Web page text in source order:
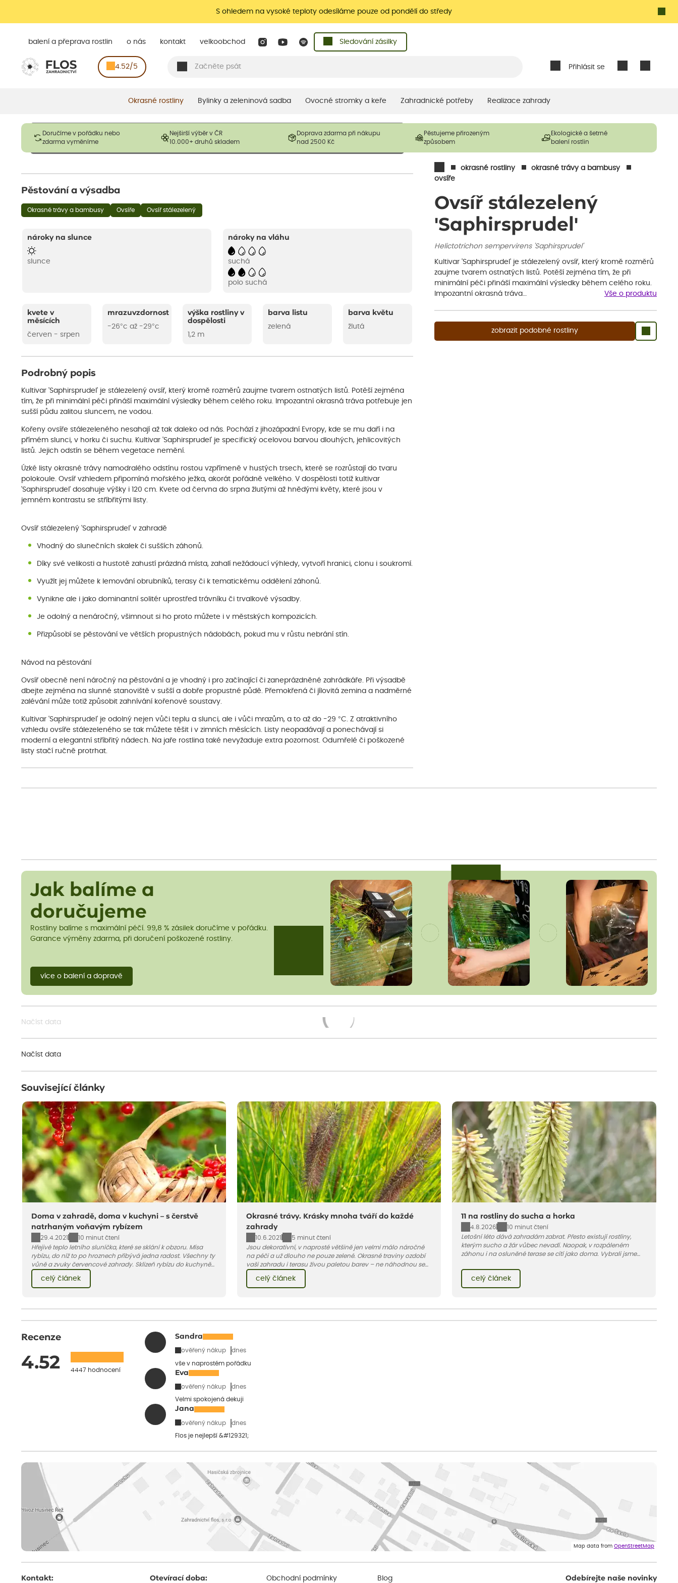
S ohledem na vysoké teploty odesíláme pouze od pondělí do středy
Přihlásit se
balení a přeprava rostlin o nás kontakt velkoobchod Sledování zásilky
4.52/5
Okrasné rostliny Bylinky a zeleninová sadba Ovocné stromky a keře Zahradnické potřeby Realizace zahrady
Doručíme v pořádku nebo
zdarma vyměníme
Nejširší výběr v ČR
10.000+ druhů skladem
Doprava zdarma při nákupu
nad 2500 Kč
Pěstujeme přirozeným
způsobem
Ekologické a šetrné
balení rostlin
okrasné rostliny
okrasné trávy a bambusy
ovsíře
Ovsíř stálezelený
'Saphirsprudel'
Helictotrichon sempervirens 'Saphirsprudel'
Kultivar 'Saphirsprudel' je stálezelený ovsíř, který kromě rozměrů
zaujme tvarem ostnatých listů. Potěší zejména tím, že při
minimální péči přináší maximální výsledky během celého roku.
Impozantní okrasná tráva…
Vše o produktu
zobrazit podobné rostliny
Obrázky slouží pouze pro ilustrační účely a mají reprezentovat prodávané produkty. V závislosti na sezónnosti mohou být
opadavé rostliny dodávány v dormantním stavu a bez listů. Rostliny mohou být také sestřiženy níže, než je uvedená
Pěstování a výsadba
Okrasné trávy a bambusy Ovsíře Ovsíř stálezelený
nároky na slunce
slunce
nároky na vláhu
suchá
polo suchá
kvete v
měsících
červen - srpen
mrazuvzdornost
-26°c až -29°c
výška rostliny v
dospělosti
1,2 m
barva listu
zelená
barva květu
žlutá
Podrobný popis
Kultivar 'Saphirsprudel' je stálezelený ovsíř, který kromě rozměrů zaujme tvarem ostnatých listů. Potěší zejména
tím, že při minimální péči přináší maximální výsledky během celého roku. Impozantní okrasná tráva potřebuje jen
sušší půdu zalitou sluncem, ne vodou.
Kořeny ovsíře stálezeleného nesahají až tak daleko od nás. Pochází z jihozápadní Evropy, kde se mu daří i na
přímém slunci, v horku či suchu. Kultivar 'Saphirsprudel' je specifický ocelovou barvou dlouhých, jehlicovitých
listů. Jejich odstín se během vegetace nemění.
Úzké listy okrasné trávy namodralého odstínu rostou vzpřímeně v hustých trsech, které se rozrůstají do tvaru
polokoule. Ovsíř vzhledem připomíná mořského ježka, akorát pořádně velkého. V dospělosti totiž kultivar
'Saphirsprudel' dosahuje výšky i 120 cm. Kvete od června do srpna žlutými až hnědými květy, které jsou v
jemném kontrastu se stříbřitými listy.
Ovsíř stálezelený 'Saphirsprudel' v zahradě
Vhodný do slunečních skalek či sušších záhonů.
Díky své velikosti a hustotě zahustí prázdná místa, zahalí nežádoucí výhledy, vytvoří hranici, clonu i soukromí.
Využít jej můžete k lemování obrubníků, terasy či k tematickému oddělení záhonů.
Vynikne ale i jako dominantní solitér uprostřed trávníku či trvalkové výsadby.
Je odolný a nenáročný, všimnout si ho proto můžete i v městských kompozicích.
Přizpůsobí se pěstování ve větších propustných nádobách, pokud mu v růstu nebrání stín.
Návod na pěstování
Ovsíř obecně není náročný na pěstování a je vhodný i pro začínající či zaneprázdněné zahrádkáře. Při výsadbě
dbejte zejména na slunné stanoviště v sušší a dobře propustné půdě. Přemokřená či jílovitá zemina a nadměrné
zalévání může totiž způsobit zahnívání kořenové soustavy.
Kultivar 'Saphirsprudel' je odolný nejen vůči teplu a slunci, ale i vůči mrazům, a to až do -29 °C. Z atraktivního
vzhledu ovsíře stálezeleného se tak můžete těšit i v zimních měsících. Listy neopadávají a ponechávají si
moderní a elegantní stříbřitý nádech. Na jaře rostlina také nevyžaduje extra pozornost. Odumřelé či poškozené
listy stačí ručně protrhat.
Jak balíme a
doručujeme
Rostliny balíme s maximální péčí. 99,8 % zásilek doručíme v pořádku.
Garance výměny zdarma, při doručení poškozené rostliny.
více o balení a dopravě
Načíst data
Načíst data
Související články
Doma v zahradě, doma v kuchyni – s čerstvě
natrhaným voňavým rybízem
29.4.2021
10 minut čtení
Hřejivé teplo letního sluníčka, které se sklání k obzoru. Mísa
rybízu, do níž to po hroznech přibývá jedna radost. Všechny ty
vůně a zvuky červencové zahrady. Sklizeň rybízu do kuchyně
vnese neuvěřitelný klid a radost. A taky trochu bezstarostnosti
dětství při mlsání babiččina drobenkového koláče s rybízem.
celý článek
Okrasné trávy. Krásky mnoha tváří do každé
zahrady
10.6.2021
5 minut čtení
Jsou dekorativní, v naprosté většině jen velmi málo náročné
na péči a už dlouho ne pouze zelené. Okrasné traviny ozdobí
vaši zahradu i terasu živou paletou barev – ne náhodnou se
jedna z nejoblíbenějších jmenuje ozdobnice.
celý článek
11 na rostliny do sucha a horka
4.8.2026
10 minut čtení
Letošní léto dává zahradám zabrat. Přesto existují rostliny,
kterým sucho a žár vůbec nevadí. Naopak, v rozpáleném
záhonu i na osluněné terase se cítí jako doma. Vybrali jsme
léto bez pravidelné zálivky. Pojďme se podívat, které to jsou.
celý článek
Recenze
4.52 4447 hodnocení
Sandra
ověřený nákup dnes
vše v naprostém pořádku
Eva
ověřený nákup dnes
Velmi spokojená dekuji
Jana
ověřený nákup dnes
Flos je nejlepší &#129321;
Map data from OpenStreetMap
Kontakt: Otevírací doba: Obchodní podmínky Blog Odebírejte naše novinky